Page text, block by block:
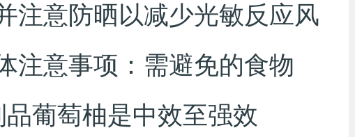
注意防晒以减少光敏反应风
注意事项：需避免的食物
葡萄柚是中效至强效